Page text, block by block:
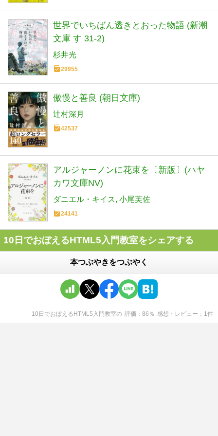
世界でいちばん透きとおった物語 (新潮
文庫 す 31-2)
杉井光
29955
傲慢と善良 (朝日文庫)
辻村深月
42537
アルジャーノンに花束を〔新版〕(ハヤ
カワ文庫NV)
ダニエル・キイス 小尾芙佐
24141
10日でおぼえるHTML5入門教室をシェアする
本つぶやきをつぶやく
10日でおぼえるHTML5入門教室の 評価 86 ％ 感想・レビュー 1件